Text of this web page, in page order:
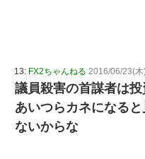
13: FX2ちゃんねる 2016/06/23(
議員殺害の首謀者は
あいつらカネになる
ないからな